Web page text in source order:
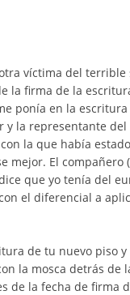
víctima del
la firma de la
ponía en la
la representante
la que había
mejor. El
que yo tenía del
el diferencial a
de tu nuevo piso
la mosca detrás de
de la fecha de firma